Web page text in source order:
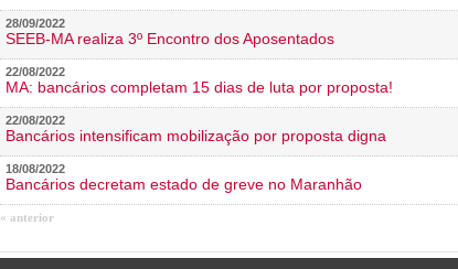
28/09/2022
SEEB-MA realiza 3º Encontro dos Aposentados
22/08/2022
MA: bancários completam 15 dias de luta por proposta!
22/08/2022
Bancários intensificam mobilização por proposta digna
18/08/2022
Bancários decretam estado de greve no Maranhão
« anterior